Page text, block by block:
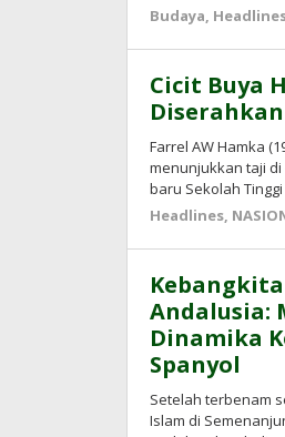
Budaya,
Cicit Buya
Farrel AW Hamka
menunjukkan taji
baru Sekolah Tinggi
Headlines,
Andalusia:
Dinamika
Spanyol
Setelah terbenam
Islam di